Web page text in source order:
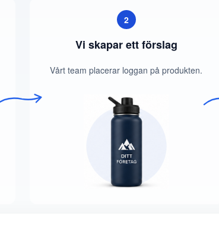
2
Vi skapar ett förslag
Vårt team placerar loggan på produkten.